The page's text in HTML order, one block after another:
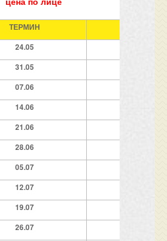
ТЕРМИН
24.05
31.05
07.06
14.06
21.06
28.06
05.07
12.07
19.07
26.07